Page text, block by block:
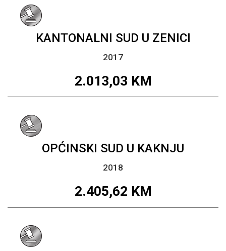
KANTONALNI SUD U ZENICI
2017
2.013,03 KM
OPĆINSKI SUD U KAKNJU
2018
2.405,62 KM